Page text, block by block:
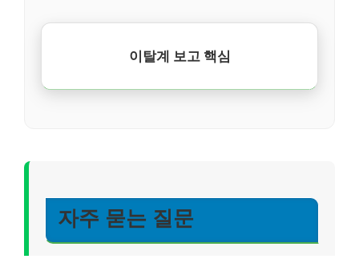
이탈계 보고 핵심
자주 묻는 질문